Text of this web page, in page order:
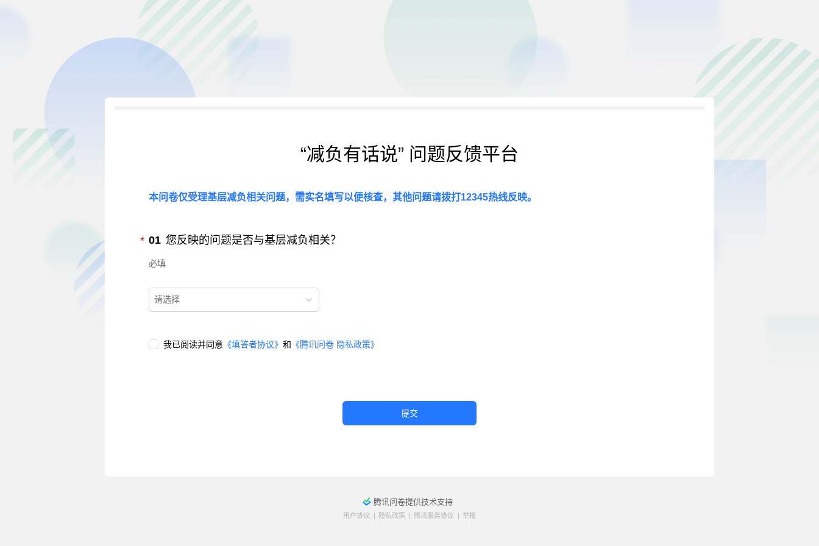
“减负有话说” 问题反馈平台
本问卷仅受理基层减负相关问题，需实名填写以便核查，其他问题请拨打12345热线反映。
01
*必填 您反映的问题是否与基层减负相关？
必填
我已阅读并同意 《填答者协议》 和 《腾讯问卷 隐私政策》
提交
腾讯问卷提供技术支持
用户协议 | 隐私政策 | 腾讯服务协议 | 举报